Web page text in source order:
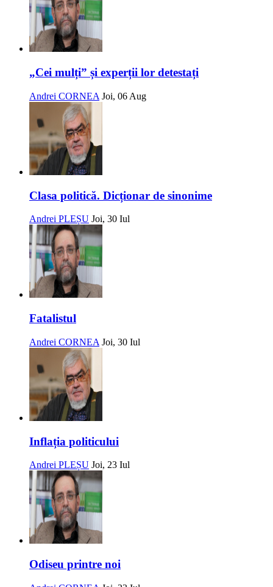
„Cei mulți” și experții lor detestați
Andrei CORNEA Joi, 06 Aug
Clasa politică. Dicționar de sinonime
Andrei PLEȘU Joi, 30 Iul
Fatalistul
Andrei CORNEA Joi, 30 Iul
Inflația politicului
Andrei PLEȘU Joi, 23 Iul
Odiseu printre noi